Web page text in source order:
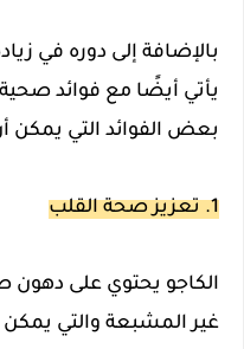
بالإضافة إلى دوره في
يأتي أيضًا مع فوائد
بعض الفوائد التي يمكن
1. تعزيز صحة القلب
الكاجو يحتوي على
غير المشبعة والتي